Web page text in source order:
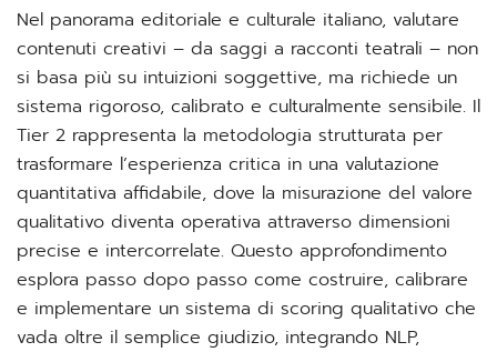
Nel panorama editoriale e culturale italiano, valutare
contenuti creativi – da saggi a racconti teatrali – non
si basa più su intuizioni soggettive, ma richiede un
sistema rigoroso, calibrato e culturalmente sensibile. Il
Tier 2 rappresenta la metodologia strutturata per
trasformare l’esperienza critica in una valutazione
quantitativa affidabile, dove la misurazione del valore
qualitativo diventa operativa attraverso dimensioni
precise e intercorrelate. Questo approfondimento
esplora passo dopo passo come costruire, calibrare
e implementare un sistema di scoring qualitativo che
vada oltre il semplice giudizio, integrando NLP,